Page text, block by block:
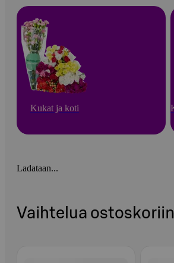
Kukat ja koti
Ladataan...
Vaihtelua ostoskoriin